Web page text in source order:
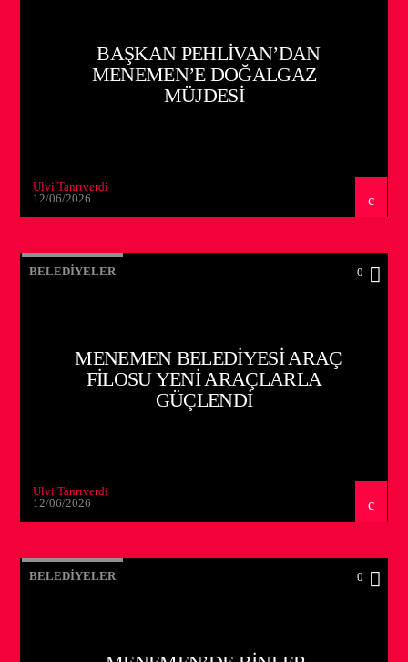
BAŞKAN PEHLIVAN’DAN
MENEMEN’E DOĞALGAZ
MÜJDESI
Ulvi Tanrıverdi
12/06/2026
BELEDIYELER 0
MENEMEN BELEDIYESI ARAÇ
FILOSU YENI ARAÇLARLA
GÜÇLENDI
Ulvi Tanrıverdi
12/06/2026
BELEDIYELER 0